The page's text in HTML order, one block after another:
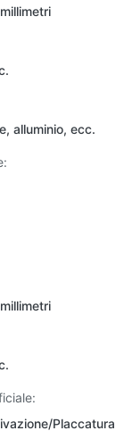
alluminio, ecc.
Placcatura